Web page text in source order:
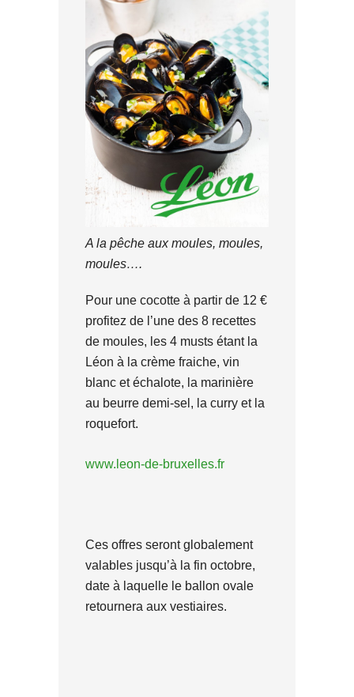
A la pêche aux moules, moules,
moules….
Pour une cocotte à partir de 12 €
profitez de l’une des 8 recettes
de moules, les 4 musts étant la
Léon à la crème fraiche, vin
blanc et échalote, la marinière
au beurre demi-sel, la curry et la
roquefort.
www.leon-de-bruxelles.fr
Ces offres seront globalement
valables jusqu’à la fin octobre,
date à laquelle le ballon ovale
retournera aux vestiaires.